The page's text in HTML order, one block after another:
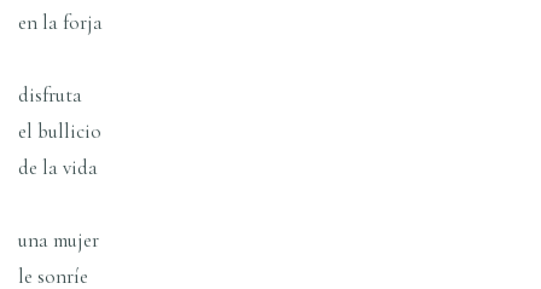
en la forja
disfruta
el bullicio
de la vida
una mujer
le sonrí­e